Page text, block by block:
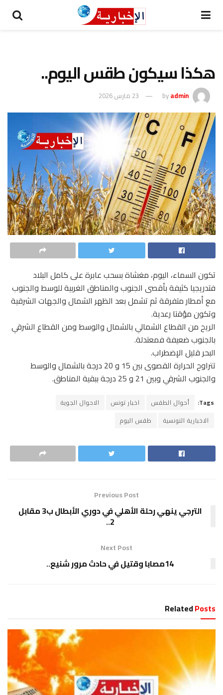
هكذا سيكون طقس اليوم..
byadmin 23 مارس 2026
تكون السماء، اليوم، مغشاة بسحب عابرة على كامل البلاد
فتدريجيا كثيفة بأقصى الجنوب والمناطق الغربية للوسط والجنوب
مع أمطار متفرقة ثم تشمل بعد الظهر الشمال والجهات الشرقية
وتكون مؤقتا رعدية.
الريح من القطاع الشمالي بالشمال والوسط ومن القطاع الشرقي
بالجنوب ضعيفة فمعتدلة.
البحر قليل الإضطراب.
تتراوح الحرارة القصوى بين 15 و 20 درجة بالشمال والوسط
والجنوب الشرقي وبين 21 و 25 درجة ببقية المناطق.
Tags: أحوال الطقس اخبار تونس
الاحوال الجوية
الاخبارية التونسية
طقس اليوم
Previous Post
الترجي ينهي رحلة الأهلي في دوري الأبطال ب3 مقابل
2..
Next Post
14مصابا وقتيل في حادث مرور شنيع..
RelatedPosts